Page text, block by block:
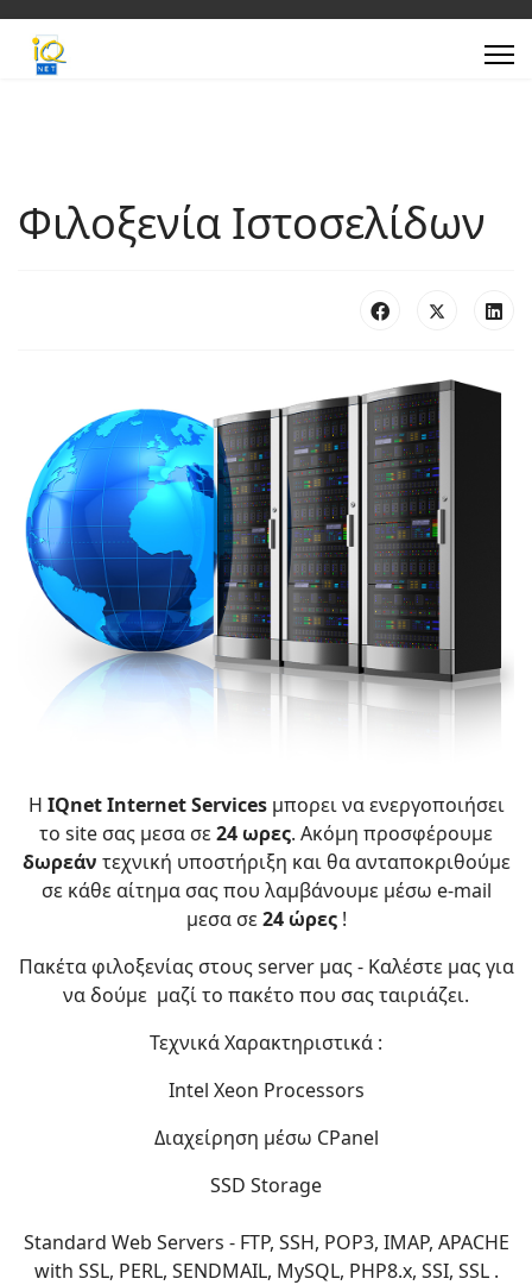
Φιλοξενία Ιστοσελίδων
Η IQnet Internet Services μπορει να ενεργοποιήσει
το site σας μεσα σε24 ωρες. Ακόμη προσφέρουμε
δωρεάν τεχνική υποστήριξη και θα ανταποκριθούμε
σε κάθε αίτημα σας που λαμβάνουμε μέσω e-mail
μεσα σε 24 ώρες!
Πακέτα φιλοξενίας στους server μας - Καλέστε μας για
να δούμε μαζί το πακέτο που σας ταιριάζει.
Τεχνικά Χαρακτηριστικά :
Intel Xeon Processors
Διαχείρηση μέσω CPanel
SSD Storage
Standard Web Servers - FTP, SSH, POP3, IMAP, APACHE
with SSL, PERL, SENDMAIL, MySQL, PHP8.x, SSI, SSL .